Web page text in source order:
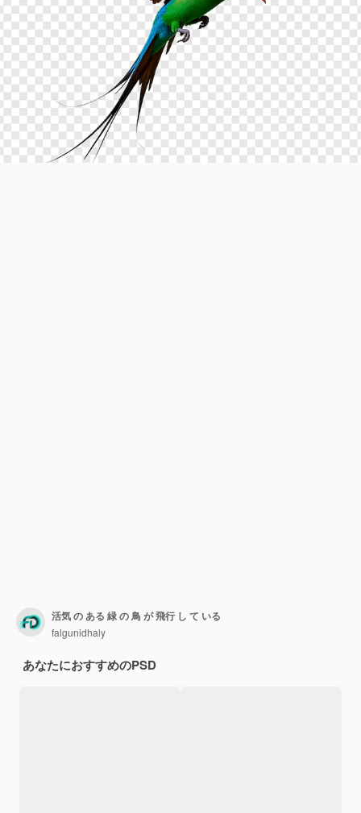
活気 の ある 緑 の 鳥 が 飛行 し て いる
falgunidhaly
あなたにおすすめのPSD